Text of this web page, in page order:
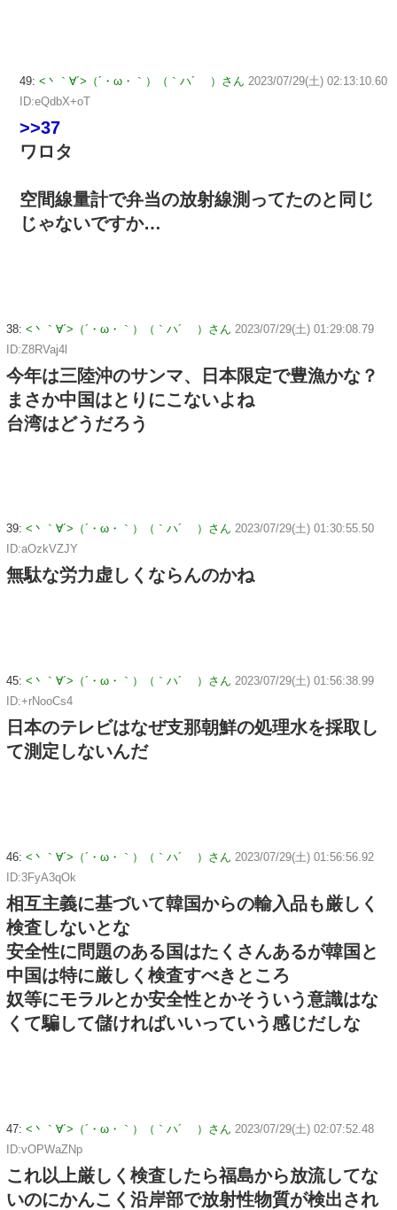
49: <丶｀∀´>（´・ω・｀）（｀ハ´ ）さん 2023/07/29(土) 02:13:10.60
ID:eQdbX+oT
>>37
ワロタ
空間線量計で弁当の放射線測ってたのと同じ
じゃないですか…
38: <丶｀∀´>（´・ω・｀）（｀ハ´ ）さん 2023/07/29(土) 01:29:08.79
ID:Z8RVaj4l
今年は三陸沖のサンマ、日本限定で豊漁かな？
まさか中国はとりにこないよね
台湾はどうだろう
39: <丶｀∀´>（´・ω・｀）（｀ハ´ ）さん 2023/07/29(土) 01:30:55.50
ID:aOzkVZJY
無駄な労力虚しくならんのかね
45: <丶｀∀´>（´・ω・｀）（｀ハ´ ）さん 2023/07/29(土) 01:56:38.99
ID:+rNooCs4
日本のテレビはなぜ支那朝鮮の処理水を採取し
て測定しないんだ
46: <丶｀∀´>（´・ω・｀）（｀ハ´ ）さん 2023/07/29(土) 01:56:56.92
ID:3FyA3qOk
相互主義に基づいて韓国からの輸入品も厳しく
検査しないとな
安全性に問題のある国はたくさんあるが韓国と
中国は特に厳しく検査すべきところ
奴等にモラルとか安全性とかそういう意識はな
くて騙して儲ければいいっていう感じだしな
47: <丶｀∀´>（´・ω・｀）（｀ハ´ ）さん 2023/07/29(土) 02:07:52.48
ID:vOPWaZNp
これ以上厳しく検査したら福島から放流してな
いのにかんこく沿岸部で放射性物質が検出され